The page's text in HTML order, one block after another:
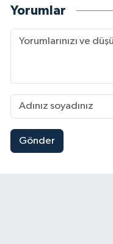
Yorumlar
Gönder